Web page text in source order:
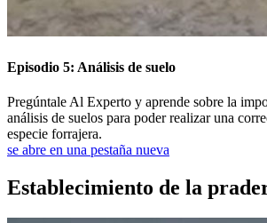
Episodio 5: Análisis de suelo
Pregúntale Al Experto y aprende sobre la
análisis de suelos para poder realizar una
especie forrajera.
se abre en una pestaña nueva
Establecimiento de la